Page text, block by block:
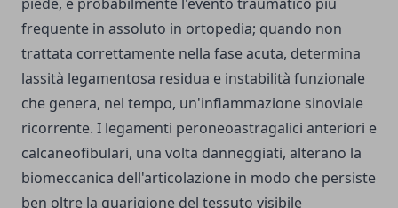
frequente in assoluto in ortopedia; quando non
trattata correttamente nella fase acuta, determina
lassità legamentosa residua e instabilità funzionale
che genera, nel tempo, un'infiammazione sinoviale
ricorrente. I legamenti peroneoastragalici anteriori e
calcaneofibulari, una volta danneggiati, alterano la
biomeccanica dell'articolazione in modo che persiste
ben oltre la guarigione del tessuto visibile